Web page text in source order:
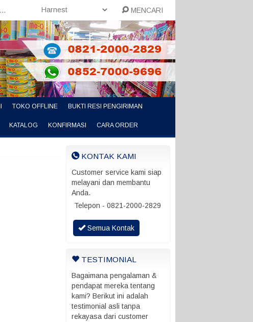
MENCARI
TOKO OFFLINE BUKTI RESI PENGIRIMAN
KATALOG KONFIRMASI CARA ORDER
KONTAK KAMI
Customer service kami siap
melayani dan membantu
Anda.
Telepon - 0821-2000-2829
Semua Kontak
TESTIMONIAL
Bagaimana pengalaman &
pendapat mereka tentang
kami? Berikut ini adalah
testimonial asli tanpa
rekayasa dari customer